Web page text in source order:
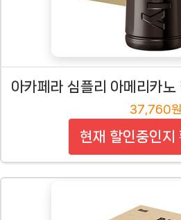
아카페라 심플리 아메리카
37,760원
현재 할인중인지